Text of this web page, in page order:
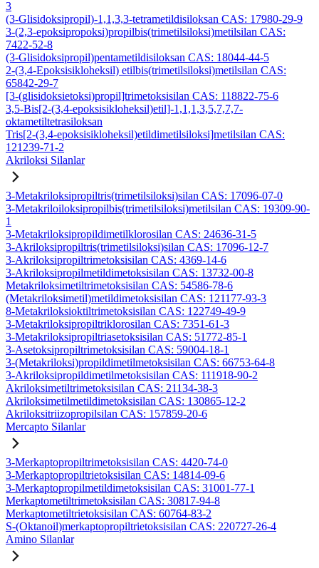
3
(3-Glisidoksipropil)-1,1,3,3-tetrametildisiloksan CAS: 17980-29-9
3-(2,3-epoksipropoksi)propilbis(trimetilsiloksi)metilsilan CAS:
7422-52-8
(3-Glisidoksipropil)pentametildisiloksan CAS: 18044-44-5
2-(3,4-Epoksisikloheksil) etilbis(trimetilsiloksi)metilsilan CAS:
65842-29-7
[3-(glisidoksietoksi)propil]trimetoksisilan CAS: 118822-75-6
3,5-Bis[2-(3,4-epoksisikloheksil)etil]-1,1,1,3,5,7,7,7-
oktametiltetrasiloksan
Tris[2-(3,4-epoksisikloheksil)etildimetilsiloksi]metilsilan CAS:
121239-71-2
Akriloksi Silanlar
3-Metakriloksipropiltris(trimetilsiloksi)silan CAS: 17096-07-0
3-Metakriloiloksipropilbis(trimetilsiloksi)metilsilan CAS: 19309-90-
1
3-Metakriloksipropildimetilklorosilan CAS: 24636-31-5
3-Akriloksipropiltris(trimetilsiloksi)silan CAS: 17096-12-7
3-Akriloksipropiltrimetoksisilan CAS: 4369-14-6
3-Akriloksipropilmetildimetoksisilan CAS: 13732-00-8
Metakriloksimetiltrimetoksisilan CAS: 54586-78-6
(Metakriloksimetil)metildimetoksisilan CAS: 121177-93-3
8-Metakriloksioktiltrimetoksisilan CAS: 122749-49-9
3-Metakriloksipropiltriklorosilan CAS: 7351-61-3
3-Metakriloksipropiltriasetoksisilan CAS: 51772-85-1
3-Asetoksipropiltrimetoksisilan CAS: 59004-18-1
3-(Metakriloksi)propildimetilmetoksisilan CAS: 66753-64-8
3-Akriloksipropildimetilmetoksisilan CAS: 111918-90-2
Akriloksimetiltrimetoksisilan CAS: 21134-38-3
Akriloksimetilmetildimetoksisilan CAS: 130865-12-2
Akriloksitriizopropilsilan CAS: 157859-20-6
Mercapto Silanlar
3-Merkaptopropiltrimetoksisilan CAS: 4420-74-0
3-Merkaptopropiltrietoksisilan CAS: 14814-09-6
3-Merkaptopropilmetildimetoksisilan CAS: 31001-77-1
Merkaptometiltrimetoksisilan CAS: 30817-94-8
Merkaptometiltrietoksisilan CAS: 60764-83-2
S-(Oktanoil)merkaptopropiltrietoksisilan CAS: 220727-26-4
Amino Silanlar